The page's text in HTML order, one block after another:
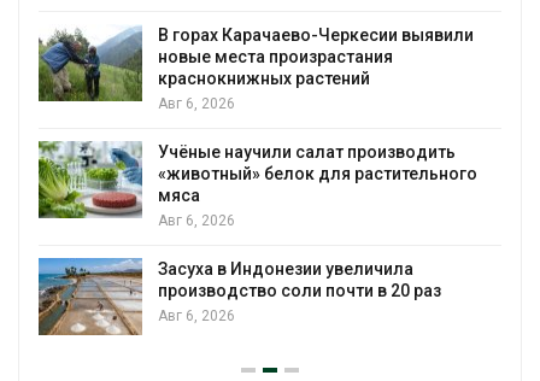
В Домодедове ликвидируют
последствия разлива химикатов после
пожара на складе
Авг 6, 2026
Изменение климата меняет ареалы
бабочек по всему миру
Авг 6, 2026
установки солнечных панелей для
бизнеса
Авг 6, 2026